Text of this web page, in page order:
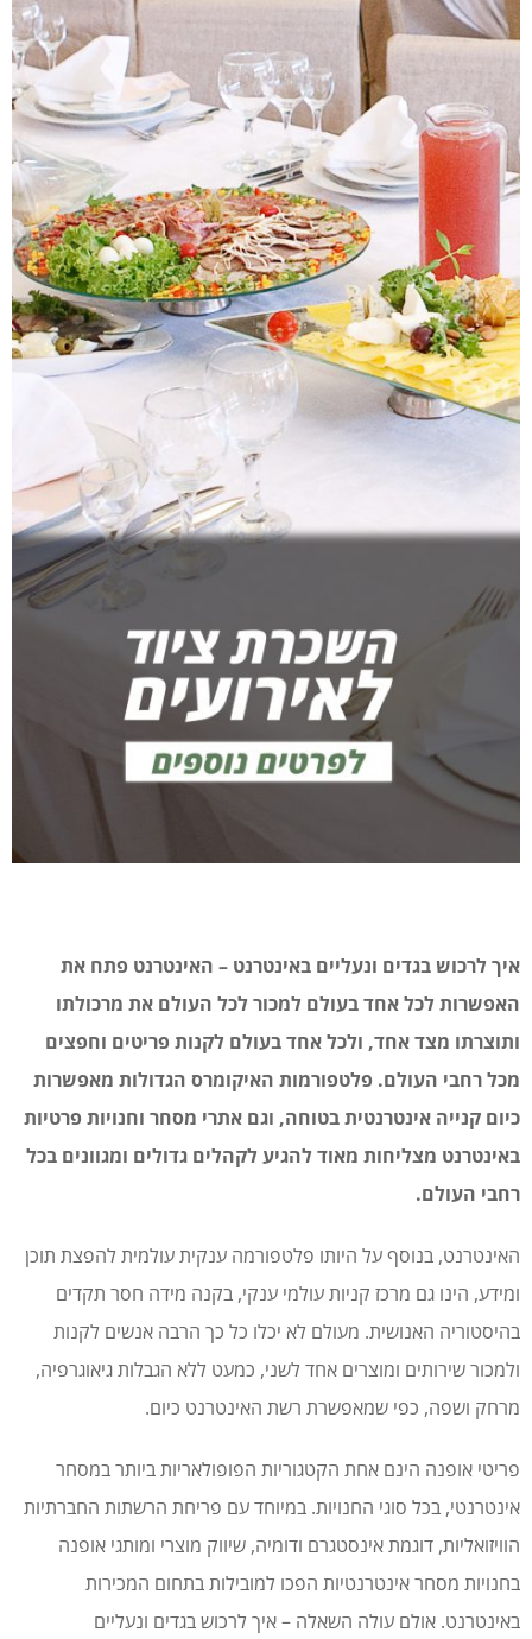
איך לרכוש בגדים ונעליים באינטרנט – האינטרנט פתח את
האפשרות לכל אחד בעולם למכור לכל העולם את מרכולתו
ותוצרתו מצד אחד, ולכל אחד בעולם לקנות פריטים וחפצים
מכל רחבי העולם. פלטפורמות האיקומרס הגדולות מאפשרות
כיום קנייה אינטרנטית בטוחה, וגם אתרי מסחר וחנויות פרטיות
באינטרנט מצליחות מאוד להגיע לקהלים גדולים ומגוונים בכל
רחבי העולם.
האינטרנט, בנוסף על היותו פלטפורמה ענקית עולמית להפצת תוכן
ומידע, הינו גם מרכז קניות עולמי ענקי, בקנה מידה חסר תקדים
בהיסטוריה האנושית. מעולם לא יכלו כל כך הרבה אנשים לקנות
ולמכור שירותים ומוצרים אחד לשני, כמעט ללא הגבלות גיאוגרפיה,
מרחק ושפה, כפי שמאפשרת רשת האינטרנט כיום.
פריטי אופנה הינם אחת הקטגוריות הפופולאריות ביותר במסחר
אינטרנטי, בכל סוגי החנויות. במיוחד עם פריחת הרשתות החברתיות
הוויזואליות, דוגמת אינסטגרם ודומיה, שיווק מוצרי ומותגי אופנה
בחנויות מסחר אינטרנטיות הפכו למובילות בתחום המכירות
באינטרנט. אולם עולה השאלה – איך לרכוש בגדים ונעליים